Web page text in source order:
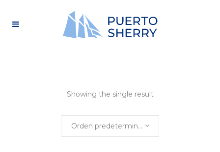
Showing the single result
Orden predeterminado